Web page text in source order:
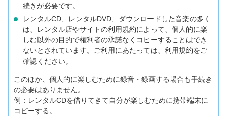
続きが必要です。
レンタルCD、レンタルDVD、ダウンロードした音楽の多く
は、レンタル店やサイトの利用規約によって、個人的に楽
しむ以外の目的で権利者の承諾なくコピーすることはでき
ないとされています。ご利用にあたっては、利用規約をご
確認ください。
このほか、個人的に楽しむために録音・録画する場合も手続き
の必要はありません。
例：レンタルCDを借りてきて自分が楽しむために携帯端末に
コピーする。